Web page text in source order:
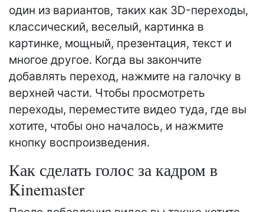
один из вариантов, таких как 3D-переходы,
классический, веселый, картинка в
картинке, мощный, презентация, текст и
многое другое. Когда вы закончите
добавлять переход, нажмите на галочку в
верхней части. Чтобы просмотреть
переходы, переместите видео туда, где вы
хотите, чтобы оно началось, и нажмите
кнопку воспроизведения.
Как сделать голос за кадром в
Kinemaster